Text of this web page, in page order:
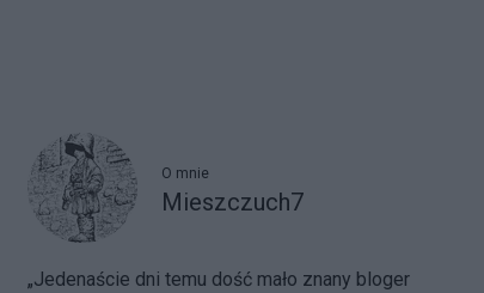
O mnie
Mieszczuch7
„Jedenaście dni temu dość mało znany bloger